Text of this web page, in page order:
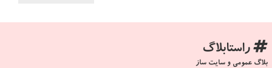
راستابلاگ
بلاگ عمومی و سایت ساز